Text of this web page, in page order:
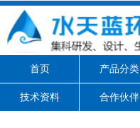
首页 产品分类
技术资料 合作伙伴